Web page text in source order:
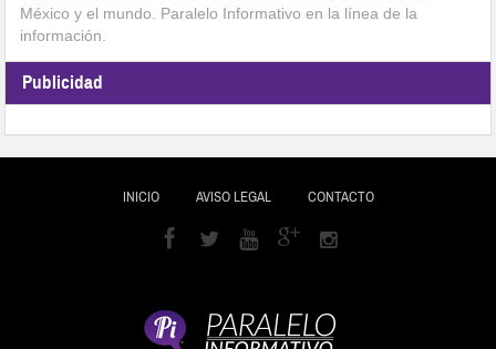
México y el mundo. Paralelo Informativo en la línea de la
información.
Publicidad
INICIO AVISO LEGAL CONTACTO